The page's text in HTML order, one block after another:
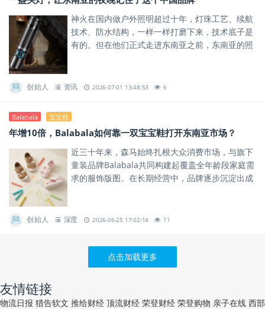
神火在国内做户外照明超过十年，灯珠工艺、续航
技术、防水结构，一样一样打磨下来，技术底子是
有的。但在他们正式走进东南亚之前，东南亚的照
创始人 资讯 2026-07-01 13:48:53 6
Balabala 宝宝鞋
年增10倍，Balabala如何靠一双宝宝鞋打开东南亚市场？
近三十年来，森马始终扎根大众消费市场，与旗下
童装品牌Balabala共同构建起覆盖全年龄段家庭需
求的服饰版图。在长期经营中，品牌逐步沉淀出成
创始人 深度 2026-06-25 17:02:14 11
点击加载更多
友情链接
物流日报 猎告软文 推给财经 顶流财经 荣登财经 荣登购物 亲子在线 西部